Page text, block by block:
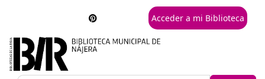
Acceder a mi Biblioteca